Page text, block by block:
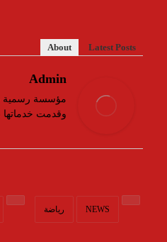
About Latest Posts
Admin
وقدمت خدماتها
NEWS رياضة